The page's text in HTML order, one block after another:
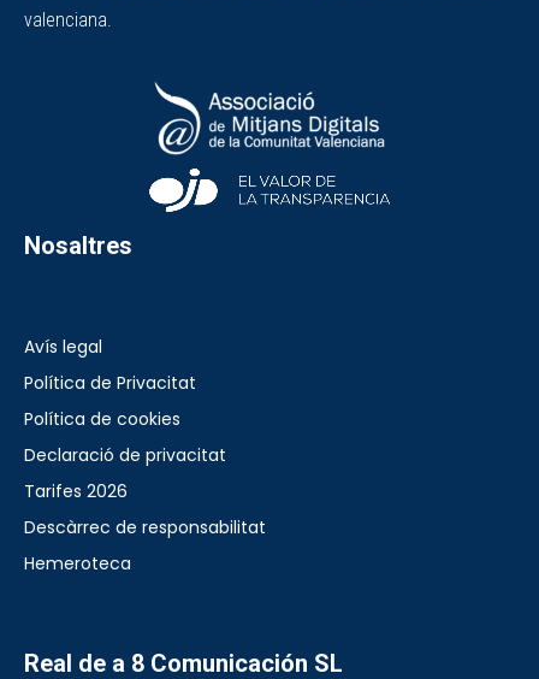
valenciana.
Nosaltres
Avís legal
Política de Privacitat
Política de cookies
Declaració de privacitat
Tarifes 2026
Descàrrec de responsabilitat
Hemeroteca
Real de a 8 Comunicación SL